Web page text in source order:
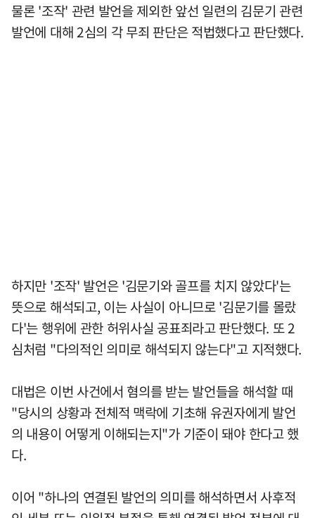
물론 '조작' 관련 발언을 제외한 앞선 일련의 김문기 관련
발언에 대해 2심의 각 무죄 판단은 적법했다고 판단했다.
하지만 '조작' 발언은 '김문기와 골프를 치지 않았다'는
뜻으로 해석되고, 이는 사실이 아니므로 '김문기를 몰랐
다'는 행위에 관한 허위사실 공표죄라고 판단했다. 또 2
심처럼 "다의적인 의미로 해석되지 않는다"고 지적했다.
대법은 이번 사건에서 혐의를 받는 발언들을 해석할 때
"당시의 상황과 전체적 맥락에 기초해 유권자에게 발언
의 내용이 어떻게 이해되는지"가 기준이 돼야 한다고 했
다.
이어 "하나의 연결된 발언의 의미를 해석하면서 사후적